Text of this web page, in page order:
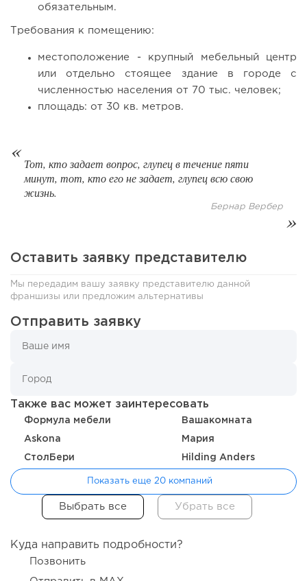
От стартапа за 30 тысяч рублей до бизнеса стоимостью
российский...
обязательным.
Требования к помещению:
местоположение - крупный мебельный центр
или отдельно стоящее здание в городе с
численностью населения от 70 тыс. человек;
площадь: от 30 кв. метров.
Тот, кто задает вопрос, глупец в течение пяти
минут, тот, кто его не задает, глупец всю свою
жизнь.
Бернар Вербер
Оставить заявку представителю
Мы передадим вашу заявку представителю данной
франшизы или предложим альтернативы
Отправить заявку
Также вас может заинтересовать
Формула мебели Вашакомната
Askona Мария
СтолБери Hilding Anders
Показать еще 20 компаний
Куда направить подробности?
Позвонить